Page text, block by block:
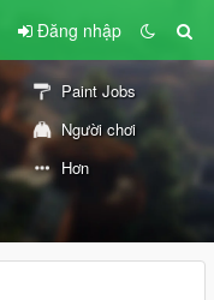
Đăng nhập
Paint Jobs
Người chơi
Hơn